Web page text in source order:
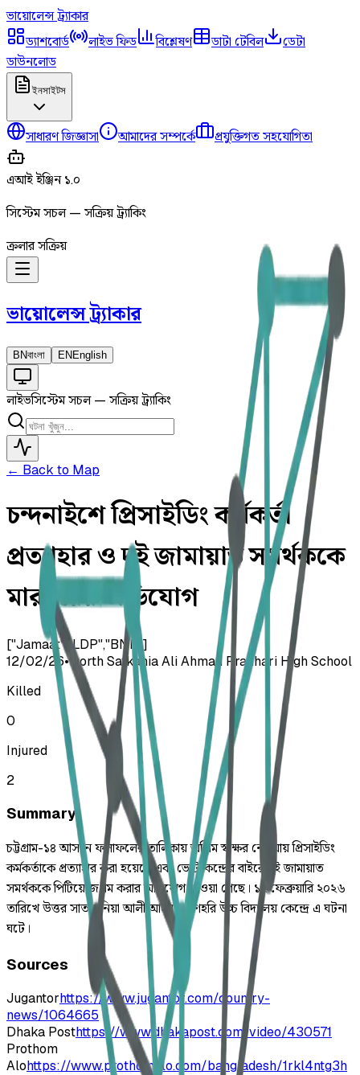
ভায়োলেন্সট্র্যাকার
ড্যাশবোর্ড
লাইভ ফিড বিশ্লেষণ ডাটা টেবিল
ডেটা
ডাউনলোড
ইনসাইটস
সাধারণ জিজ্ঞাসা আমাদের সম্পর্কে প্রযুক্তিগত সহযোগিতা
এআই ইঞ্জিন ১.০
সিস্টেম সচল — সক্রিয় ট্র্যাকিং
ক্রলার সক্রিয়
ভায়োলেন্সট্র্যাকার
BNবাংলা EN English
লাইভসিস্টেম সচল — সক্রিয় ট্র্যাকিং
← Back to Map
চন্দনাইশে প্রিসাইডিং কর্মকর্তা
প্রত্যাহার ও দুই জামায়াত সমর্থককে
মারধরের অভিযোগ
["Jamaat","LDP","BNP"]
12/02/26•North Satkania Ali Ahmad Pranhari High School
Killed
0
Injured
2
Summary
চট্টগ্রাম-১৪ আসনে ফলাফলের তালিকায় অগ্রিম স্বাক্ষর নেওয়ায় প্রিসাইডিং
কর্মকর্তাকে প্রত্যাহার করা হয়েছে এবং ভোটকেন্দ্রের বাইরে দুই জামায়াত
সমর্থককে পিটিয়ে জখম করার অভিযোগ পাওয়া গেছে। ১২ ফেব্রুয়ারি ২০২৬
তারিখে উত্তর সাতকানিয়া আলী আহমদ প্রাণহরি উচ্চ বিদ্যালয় কেন্দ্রে এ ঘটনা
ঘটে।
Sources
Jugantorhttps://www.jugantor.com/country-
news/1064665
Dhaka Posthttps://www.dhakapost.com/video/430571
Prothom
Alohttps://www.prothomalo.com/bangladesh/1rkl4ntg3h